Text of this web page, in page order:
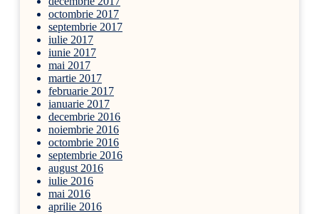
octombrie 2017
septembrie 2017
iulie 2017
iunie 2017
mai 2017
martie 2017
februarie 2017
ianuarie 2017
decembrie 2016
noiembrie 2016
octombrie 2016
septembrie 2016
august 2016
iulie 2016
mai 2016
aprilie 2016